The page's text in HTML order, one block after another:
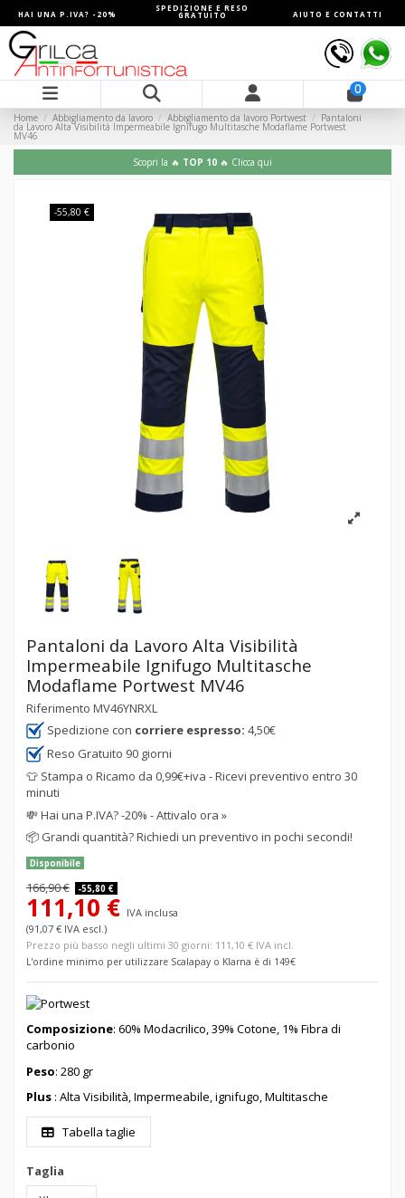
HAI UNA P.IVA? -20%
SPEDIZIONE E RESO
GRATUITO AIUTO E CONTATTI
0
Home Abbigliamento da lavoro Abbigliamento da lavoro Portwest Pantaloni
da Lavoro Alta Visibilità Impermeabile Ignifugo Multitasche Modaflame Portwest
MV46
Scopri la 🔥 TOP 10 🔥 Clicca qui
-55,80 €
Pantaloni da Lavoro Alta Visibilità
Impermeabile Ignifugo Multitasche
Modaflame Portwest MV46
Riferimento MV46YNRXL
Spedizione con corriere espresso: 4,50€
Reso Gratuito 90 giorni
👕 Stampa o Ricamo da 0,99€+iva - Ricevi preventivo entro 30
minuti
💸Hai una P.IVA? -20% - Attivalo ora »
📦 Grandi quantità? Richiedi un preventivo in pochi secondi!
Disponibile
166,90 € -55,80 €
111,10 € IVA inclusa
(91,07 € IVA escl.)
Prezzo più basso negli ultimi 30 giorni: 111,10 € IVA incl.
L'ordine minimo per utilizzare Scalapay o Klarna è di 149€
Composizione: 60% Modacrilico, 39% Cotone, 1% Fibra di
carbonio
Peso: 280 gr
Plus : Alta Visibilità, Impermeabile, ignifugo, Multitasche
Tabella taglie
Taglia